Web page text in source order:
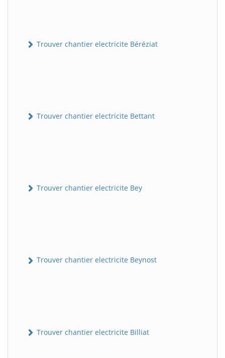
Trouver chantier electricite Béréziat
Trouver chantier electricite Bettant
Trouver chantier electricite Bey
Trouver chantier electricite Beynost
Trouver chantier electricite Billiat